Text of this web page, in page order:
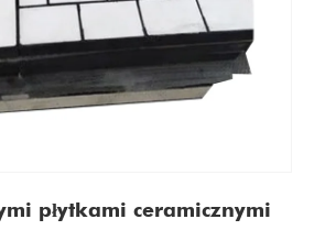
płytkami ceramicznymi